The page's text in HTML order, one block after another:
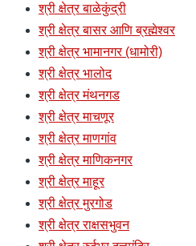
श्री क्षेत्र बाळेकुंद्री
श्री क्षेत्र बासर आणि ब्रह्मेश्वर
श्री क्षेत्र भामानगर (धामोरी)
श्री क्षेत्र भालोद
श्री क्षेत्र मंथनगड
श्री क्षेत्र माचणूर
श्री क्षेत्र माणगांव
श्री क्षेत्र माणिकनगर
श्री क्षेत्र माहूर
श्री क्षेत्र मुरगोड
श्री क्षेत्र राक्षसभुवन